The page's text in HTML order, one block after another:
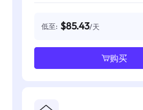
低至: $85.43/天
购买